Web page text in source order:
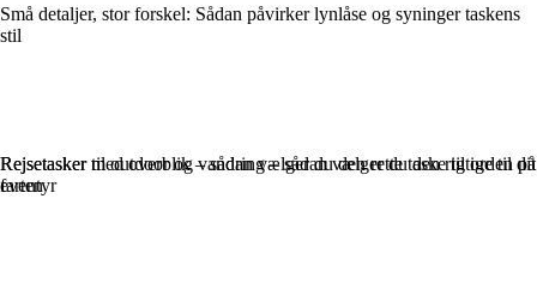
Små detaljer, stor forskel: Sådan påvirker lynlåse og syninger taskens
stil
Rejsetasker med overblik – sådan vælger du den rette taske til orden på
farten
Rejsetasker til outdoor og vandring – sådan vælger du den rigtige til dit
eventyr